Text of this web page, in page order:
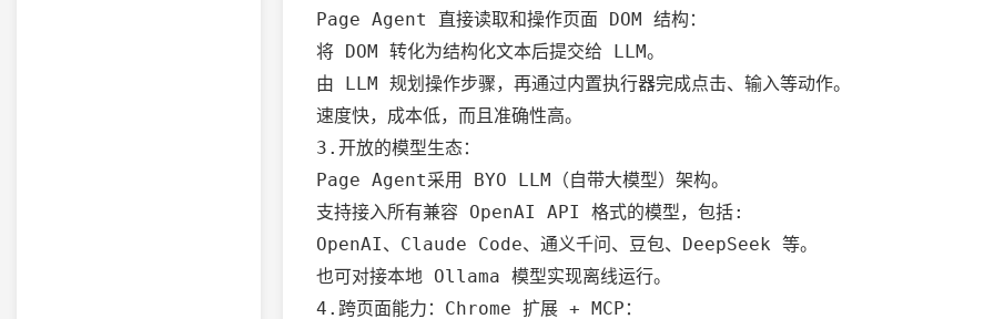
Page Agent 直接读取和操作页面 DOM 结构：
将 DOM 转化为结构化文本后提交给 LLM。
由 LLM 规划操作步骤，再通过内置执行器完成点击、输入等动作。
速度快，成本低，而且准确性高。
3.开放的模型生态：
Page Agent采用 BYO LLM（自带大模型）架构。
支持接入所有兼容 OpenAI API 格式的模型，包括:
OpenAI、Claude Code、通义千问、豆包、DeepSeek 等。
也可对接本地 Ollama 模型实现离线运行。
4.跨页面能力：Chrome 扩展 + MCP：